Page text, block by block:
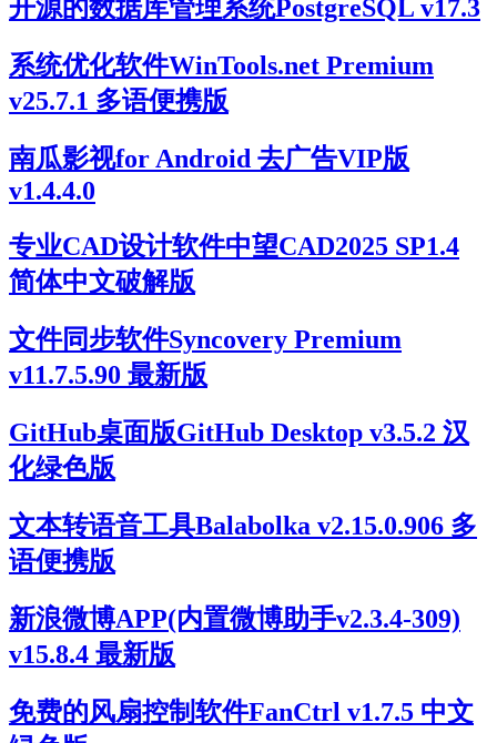
开源的数据库管理系统PostgreSQL v17.3
系统优化软件WinTools.net Premium
v25.7.1 多语便携版
南瓜影视for Android 去广告VIP版
v1.4.4.0
专业CAD设计软件中望CAD2025 SP1.4
简体中文破解版
文件同步软件Syncovery Premium
v11.7.5.90 最新版
GitHub桌面版GitHub Desktop v3.5.2 汉
化绿色版
文本转语音工具Balabolka v2.15.0.906 多
语便携版
新浪微博APP(内置微博助手v2.3.4-309)
v15.8.4 最新版
免费的风扇控制软件FanCtrl v1.7.5 中文